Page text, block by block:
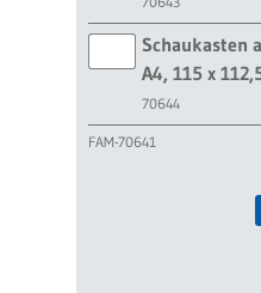
Schaukasten
A4, 115 x
70644
FAM-70641